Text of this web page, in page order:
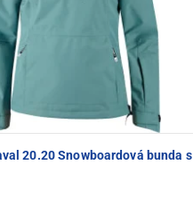
20.20 Snowboardová bunda s